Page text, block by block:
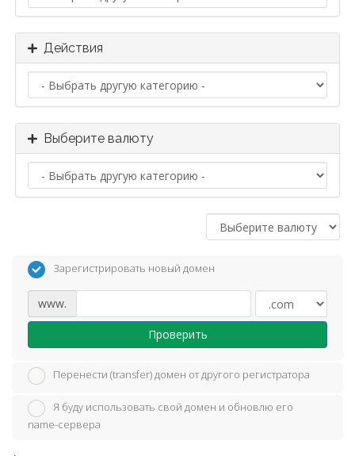
Действия
Выберите валюту
Зарегистрировать новый домен
www.
Проверить
Перенести (transfer) домен от другого регистратора
Я буду использовать свой домен и обновлю его
name-сервера